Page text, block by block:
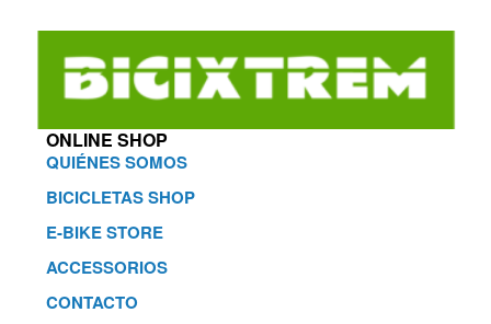
ONLINE SHOP
QUIÉNES SOMOS
BICICLETAS SHOP
E-BIKE STORE
ACCESSORIOS
CONTACTO